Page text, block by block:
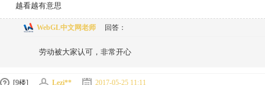
越看越有意思
WebGL中文网老师 回答：
劳动被大家认可，非常开心
[9楼] Lezi** 2017-05-25 11:11